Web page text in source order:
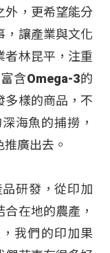
外，更希望能分
，讓產業與文化
者林昆平，注重
含Omega-3的
多樣的商品，不
海魚的捕撈，
廣出去。
研發，從印加
在地的農產，
我們的印加果